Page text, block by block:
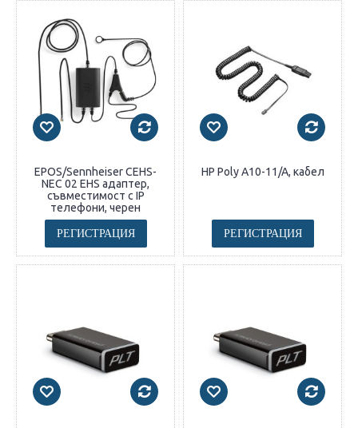
EPOS/Sennheiser CEHS-
NEC 02 EHS адаптер,
съвместимост с IP
телефони, черен
РЕГИСТРАЦИЯ
HP Poly A10-11/A, кабел
РЕГИСТРАЦИЯ